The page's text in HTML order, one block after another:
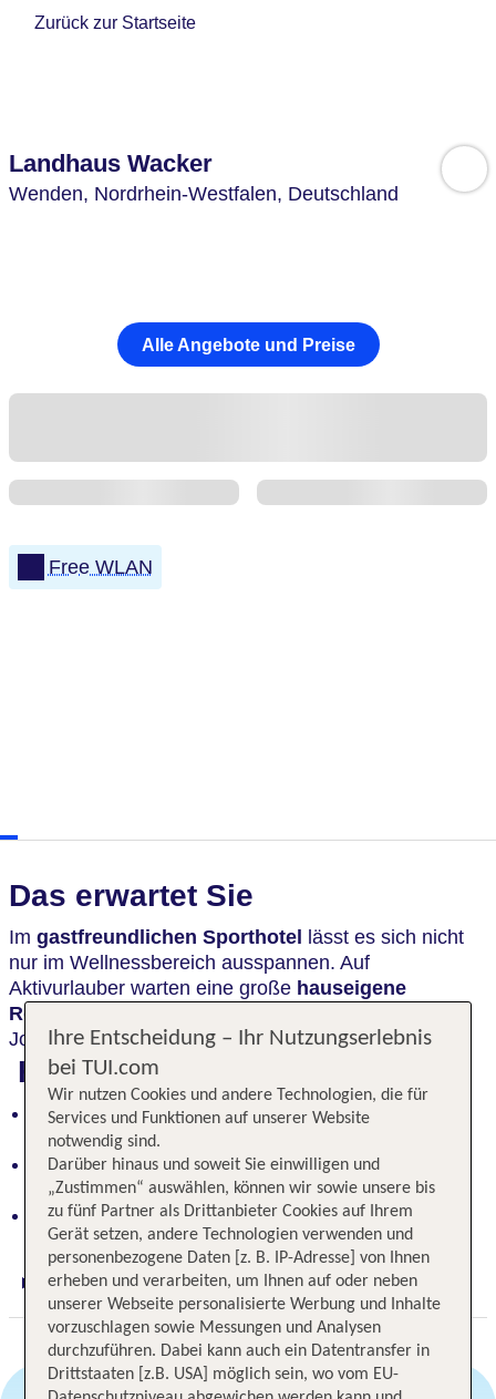
Zurück zur Startseite
Landhaus Wacker
Wenden, Nordrhein-Westfalen, Deutschland
Alle Angebote und Preise
Free WLAN
Das erwartet Sie
Im gastfreundlichen Sporthotel
lässt es sich nicht
nur im Wellnessbereich ausspannen. Auf
Aktivurlauber warten eine große hauseigene
Reitanlage
Joggingwege direkt vor dem Haus.
Highlights
Entspanne im Wellnessbereich des
gastfreundlichen Sporthotels
Aktivurlaub mit Reitanlage, Fitnessbereich und
Radwegen
Waldreiche Region mit Golfplätzen in der Nähe
Digitaler und telefonischer 24/7 TUI Service
Ihre Entscheidung – Ihr Nutzungserlebnis
bei TUI.com
Wir nutzen Cookies und andere Technologien, die für
Services und Funktionen auf unserer Website
notwendig sind.
Darüber hinaus und soweit Sie einwilligen und
„Zustimmen“ auswählen, können wir sowie unsere bis
zu fünf Partner als Drittanbieter Cookies auf Ihrem
Gerät setzen, andere Technologien verwenden und
personenbezogene Daten [z. B. IP-Adresse] von Ihnen
erheben und verarbeiten, um Ihnen auf oder neben
unserer Webseite personalisierte Werbung und Inhalte
vorzuschlagen sowie Messungen und Analysen
durchzuführen. Dabei kann auch ein Datentransfer in
Drittstaaten [z.B. USA] möglich sein, wo vom EU-